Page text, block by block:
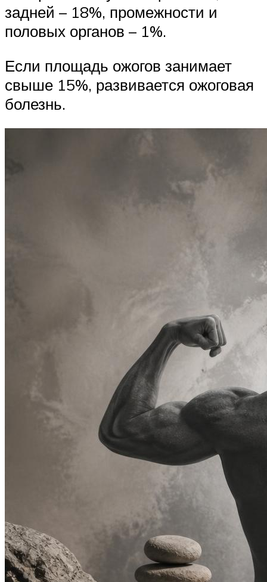
задней – 18%, промежности и
половых органов – 1%.
Если площадь ожогов занимает
свыше 15%, развивается ожоговая
болезнь.